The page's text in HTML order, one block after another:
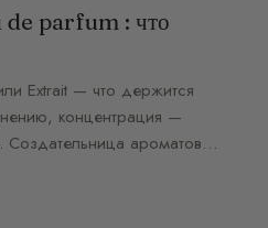
parfum : что
Extrait — что держится
концентрация —
Создательница ароматов…